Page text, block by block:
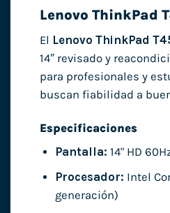
Lenovo ThinkPad
El Lenovo ThinkPad
14″ revisado y
para profesionales y
buscan fiabilidad a
Especificaciones
Pantalla: 14" HD
Procesador: Intel
generación)